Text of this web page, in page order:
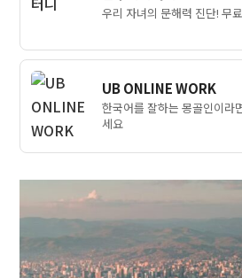
우리 자녀의 문해력 진단! 무
UB ONLINE WORK
한국어를 잘하는 몽골인이라
세요